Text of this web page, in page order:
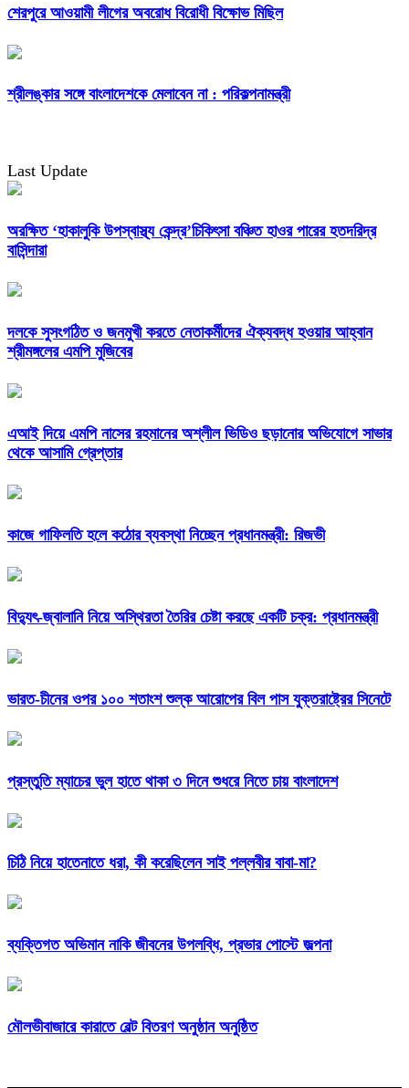
শেরপুরে আওয়ামী লীগের অবরোধ বিরোধী বিক্ষোভ মিছিল
শ্রীলঙ্কার সঙ্গে বাংলাদেশকে মেলাবেন না : পরিকল্পনামন্ত্রী
Last Update
অরক্ষিত ‘হাকালুকি উপস্বাস্থ্য কেন্দ্র’চিকিৎসা বঞ্চিত হাওর পারের হতদরিদ্র
বাসিন্দারা
দলকে সুসংগঠিত ও জনমুখী করতে নেতাকর্মীদের ঐক্যবদ্ধ হওয়ার আহ্বান
শ্রীমঙ্গলের এমপি মুজিবের
এআই দিয়ে এমপি নাসের রহমানের অশ্লীল ভিডিও ছড়ানোর অভিযোগে সাভার
থেকে আসামি গ্রেপ্তার
কাজে গাফিলতি হলে কঠোর ব্যবস্থা নিচ্ছেন প্রধানমন্ত্রী: রিজভী
বিদ্যুৎ-জ্বালানি নিয়ে অস্থিরতা তৈরির চেষ্টা করছে একটি চক্র: প্রধানমন্ত্রী
ভারত-চীনের ওপর ১০০ শতাংশ শুল্ক আরোপের বিল পাস যুক্তরাষ্ট্রের সিনেটে
প্রস্তুতি ম্যাচের ভুল হাতে থাকা ৩ দিনে শুধরে নিতে চায় বাংলাদেশ
চিঠি নিয়ে হাতেনাতে ধরা, কী করেছিলেন সাই পল্লবীর বাবা-মা?
ব্যক্তিগত অভিমান নাকি জীবনের উপলব্ধি, প্রভার পোস্টে জল্পনা
মৌলভীবাজারে কারাতে বেল্ট বিতরণ অনুষ্ঠান অনুষ্ঠিত